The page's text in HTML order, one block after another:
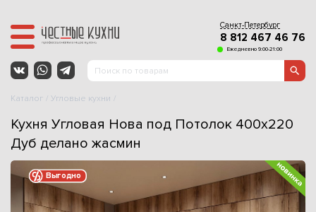
Санкт-Петербург
8 812 467 46 76
Ежедневно 9:00-21:00
Каталог Угловые кухни
Кухня Угловая Нова под Потолок 400x220
Дуб делано жасмин
Выгодно